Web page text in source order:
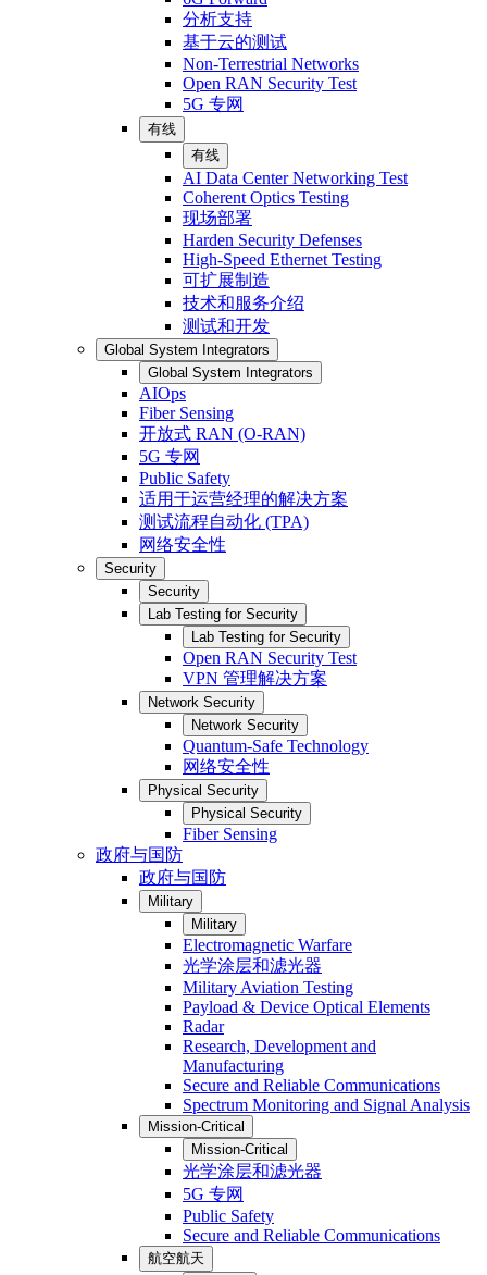
分析支持
基于云的测试
Non-Terrestrial Networks
Open RAN Security Test
5G 专网
有线
有线
AI Data Center Networking Test
Coherent Optics Testing
现场部署
Harden Security Defenses
High-Speed Ethernet Testing
可扩展制造
技术和服务介绍
测试和开发
Global System Integrators
Global System Integrators
AIOps
Fiber Sensing
开放式 RAN (O-RAN)
5G 专网
Public Safety
适用于运营经理的解决方案
测试流程自动化 (TPA)
网络安全性
Security
Security
Lab Testing for Security
Lab Testing for Security
Open RAN Security Test
VPN 管理解决方案
Network Security
Network Security
Quantum-Safe Technology
网络安全性
Physical Security
Physical Security
Fiber Sensing
政府与国防
政府与国防
Military
Military
Electromagnetic Warfare
光学涂层和滤光器
Military Aviation Testing
Payload & Device Optical Elements
Radar
Research, Development and
Manufacturing
Secure and Reliable Communications
Spectrum Monitoring and Signal Analysis
Mission-Critical
Mission-Critical
光学涂层和滤光器
5G 专网
Public Safety
Secure and Reliable Communications
航空航天